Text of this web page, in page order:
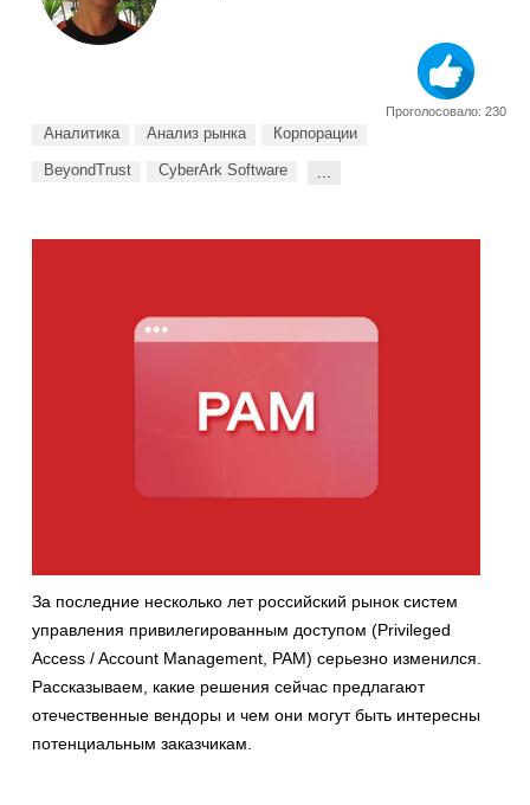
Проголосовало: 230
Аналитика Анализ рынка Корпорации
BeyondTrust CyberArk Software ...
За последние несколько лет российский рынок систем
управления привилегированным доступом (Privileged
Access / Account Management, PAM) серьезно изменился.
Рассказываем, какие решения сейчас предлагают
отечественные вендоры и чем они могут быть интересны
потенциальным заказчикам.